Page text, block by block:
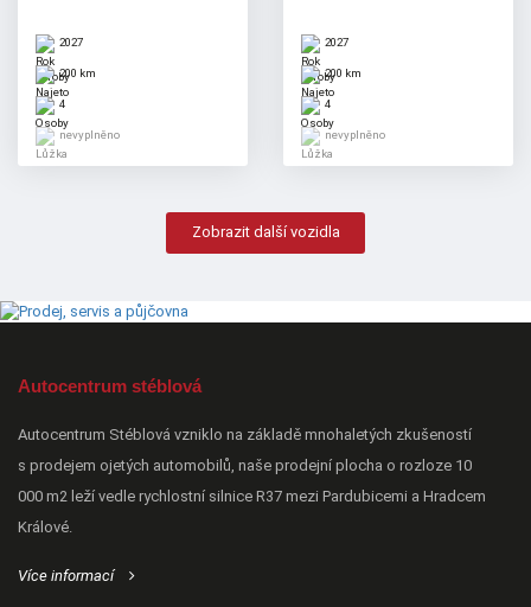
2027
200 km
4
nevyplněno
2027
200 km
4
nevyplněno
Zobrazit další vozidla
Autocentrum stéblová
Autocentrum Stéblová vzniklo na základě mnohaletých zkušeností
s prodejem ojetých automobilů, naše prodejní plocha o rozloze 10
000 m2 leží vedle rychlostní silnice R37 mezi Pardubicemi a Hradcem
Králové.
Více informací